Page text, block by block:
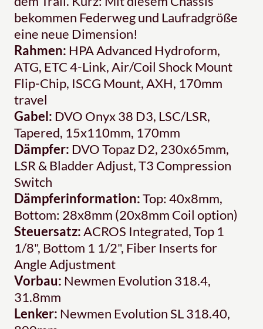
bekommen Federweg und Laufradgröße
eine neue Dimension!
Rahmen: HPA Advanced Hydroform,
ATG, ETC 4-Link, Air/Coil Shock Mount
Flip-Chip, ISCG Mount, AXH, 170mm
travel
Gabel: DVO Onyx 38 D3, LSC/LSR,
Tapered, 15x110mm, 170mm
Dämpfer: DVO Topaz D2, 230x65mm,
LSR & Bladder Adjust, T3 Compression
Switch
Dämpferinformation:Top: 40x8mm,
Bottom: 28x8mm (20x8mm Coil option)
Steuersatz:ACROS Integrated, Top 1
1/8", Bottom 1 1/2", Fiber Inserts for
Angle Adjustment
Vorbau: Newmen Evolution 318.4,
31.8mm
Lenker: Newmen Evolution SL 318.40,